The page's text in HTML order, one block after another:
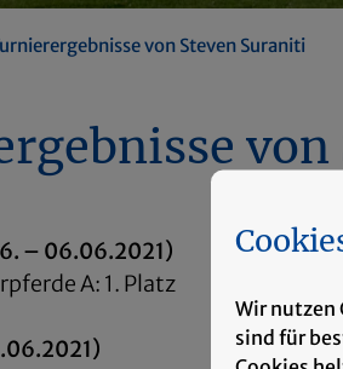
von Steven Suraniti
– 06.06.2021)
A: 1. Platz
Wir nutzen
sind für